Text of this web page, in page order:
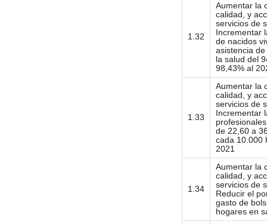
1.32
Aumentar la
calidad, y
servicios de
Incrementar
de nacidos
asistencia
la salud del
98,43% al
1.33
Aumentar la
calidad, y
servicios de
Incrementar
de 22,60 a
cada 10.000
2021
1.34
Aumentar la
calidad, y
servicios de
Reducir el
gasto de
hogares en